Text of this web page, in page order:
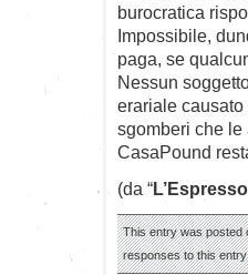
burocratica
Impossibile,
paga, se
Nessun
erariale
sgomberi che
CasaPound
(da “
This entry was posted
responses to this